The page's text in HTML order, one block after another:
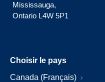
Mississauga,
Ontario L4W 5P1
Choisir le pays
Canada (Français)